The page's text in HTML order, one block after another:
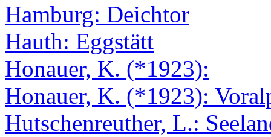
Hamburg: Deichtor
Hauth: Eggstätt
Honauer, K. (*1923):
Honauer, K. (*1923):
Hutschenreuther, L.: